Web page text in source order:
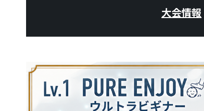
大会情報